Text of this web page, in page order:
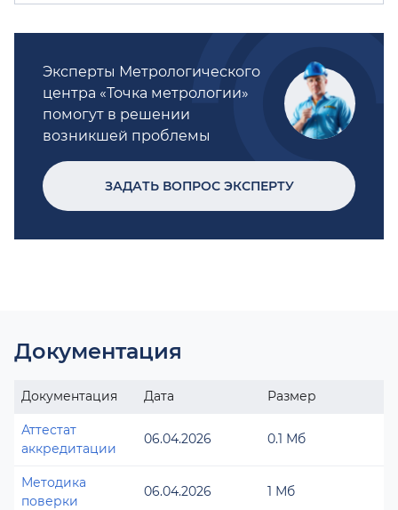
Эксперты Метрологического
центра «Точка метрологии»
помогут в решении
возникшей проблемы
ЗАДАТЬ ВОПРОС ЭКСПЕРТУ
Документация
Документация Дата Размер
Аттестат
аккредитации
06.04.2026 0.1 Мб
Методика
поверки
06.04.2026 1 Мб